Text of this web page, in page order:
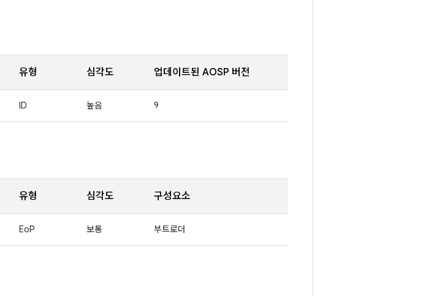
유형 심각도 업데이트된 AOSP 버전
ID 높음 9
유형 심각도 구성요소
EoP 보통 부트로더